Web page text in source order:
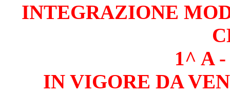
INTEGRAZIONE
1^ A
IN VIGORE DA